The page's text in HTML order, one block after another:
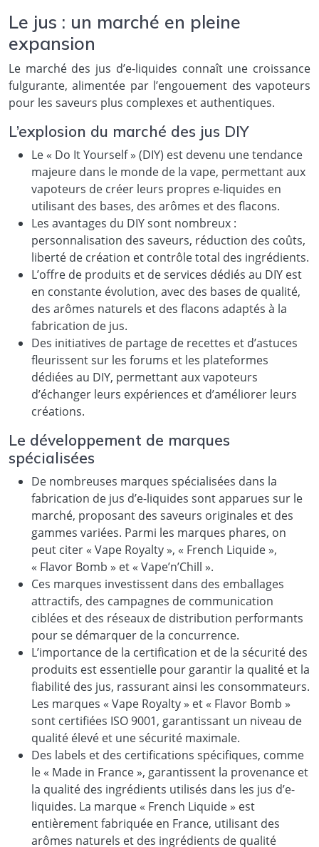
Le jus : un marché en pleine
expansion
Le marché des jus d’e-liquides connaît une croissance
fulgurante, alimentée par l’engouement des vapoteurs
pour les saveurs plus complexes et authentiques.
L’explosion du marché des jus DIY
Le « Do It Yourself » (DIY) est devenu une tendance
majeure dans le monde de la vape, permettant aux
vapoteurs de créer leurs propres e-liquides en
utilisant des bases, des arômes et des flacons.
Les avantages du DIY sont nombreux :
personnalisation des saveurs, réduction des coûts,
liberté de création et contrôle total des ingrédients.
L’offre de produits et de services dédiés au DIY est
en constante évolution, avec des bases de qualité,
des arômes naturels et des flacons adaptés à la
fabrication de jus.
Des initiatives de partage de recettes et d’astuces
fleurissent sur les forums et les plateformes
dédiées au DIY, permettant aux vapoteurs
d’échanger leurs expériences et d’améliorer leurs
créations.
Le développement de marques
spécialisées
De nombreuses marques spécialisées dans la
fabrication de jus d’e-liquides sont apparues sur le
marché, proposant des saveurs originales et des
gammes variées. Parmi les marques phares, on
peut citer « Vape Royalty », « French Liquide »,
« Flavor Bomb » et « Vape’n’Chill ».
Ces marques investissent dans des emballages
attractifs, des campagnes de communication
ciblées et des réseaux de distribution performants
pour se démarquer de la concurrence.
L’importance de la certification et de la sécurité des
produits est essentielle pour garantir la qualité et la
fiabilité des jus, rassurant ainsi les consommateurs.
Les marques « Vape Royalty » et « Flavor Bomb »
sont certifiées ISO 9001, garantissant un niveau de
qualité élevé et une sécurité maximale.
Des labels et des certifications spécifiques, comme
le « Made in France », garantissent la provenance et
la qualité des ingrédients utilisés dans les jus d’e-
liquides. La marque « French Liquide » est
entièrement fabriquée en France, utilisant des
arômes naturels et des ingrédients de qualité